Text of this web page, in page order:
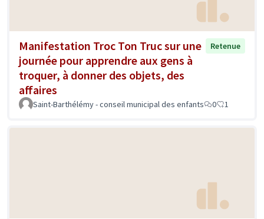
Manifestation Troc Ton Truc sur une
journée pour apprendre aux gens à
troquer, à donner des objets, des
affaires
Retenue
Saint-Barthélémy - conseil municipal des enfants 0 1